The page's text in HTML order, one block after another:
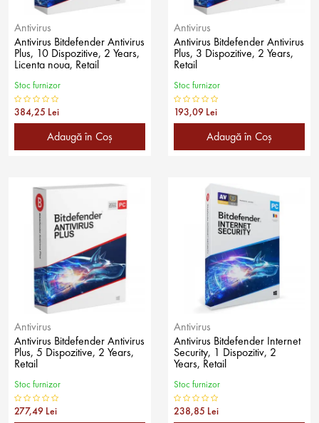
Antivirus
Antivirus Bitdefender Antivirus
Plus, 10 Dispozitive, 2 Years,
Licenta noua, Retail
Stoc furnizor
384,25 Lei
Adaugă în Coş
Antivirus
Antivirus Bitdefender Antivirus
Plus, 3 Dispozitive, 2 Years,
Retail
Stoc furnizor
193,09 Lei
Adaugă în Coş
Antivirus
Antivirus Bitdefender Antivirus
Plus, 5 Dispozitive, 2 Years,
Retail
Stoc furnizor
277,49 Lei
Antivirus
Antivirus Bitdefender Internet
Security, 1 Dispozitiv, 2
Years, Retail
Stoc furnizor
238,85 Lei